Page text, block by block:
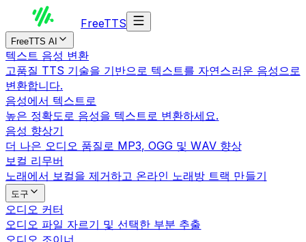
FreeTTS
FreeTTS AI
텍스트 음성 변환
고품질 TTS 기술을 기반으로 텍스트를 자연스러운 음성으로
변환합니다.
음성에서 텍스트로
높은 정확도로 음성을 텍스트로 변환하세요.
음성 향상기
더 나은 오디오 품질로 MP3, OGG 및 WAV 향상
보컬 리무버
노래에서 보컬을 제거하고 온라인 노래방 트랙 만들기
도구
오디오 커터
오디오 파일 자르기 및 선택한 부분 추출
오디오 조이너